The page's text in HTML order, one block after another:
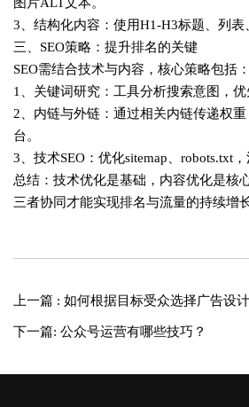
3、结构化内容‌：使用H1-H3标题、列表
三、SEO策略：提升排名的关键
SEO需结合技术与内容，核心策略包括：
1、关键词研究‌：工具分析搜索意图，优
2、内链与外链‌：通过相关内链传递权
台。
3、技术SEO‌：优化sitemap、robots.txt，
总结‌：技术优化是基础，内容优化是核
三者协同才能实现排名与流量的持续增长
上一篇 : 如何根据目标受众选择广告设
下一篇: 公众号运营有哪些技巧？